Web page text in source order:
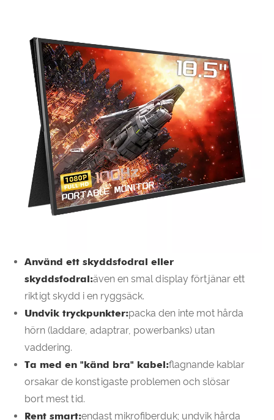
Använd ett skyddsfodral eller
skyddsfodral:även en smal display förtjänar ett
riktigt skydd i en ryggsäck.
Undvik tryckpunkter:packa den inte mot hårda
hörn (laddare, adaptrar, powerbanks) utan
vaddering.
Ta med en "känd bra" kabel:flagnande kablar
orsakar de konstigaste problemen och slösar
bort mest tid.
Rent smart:endast mikrofiberduk; undvik hårda